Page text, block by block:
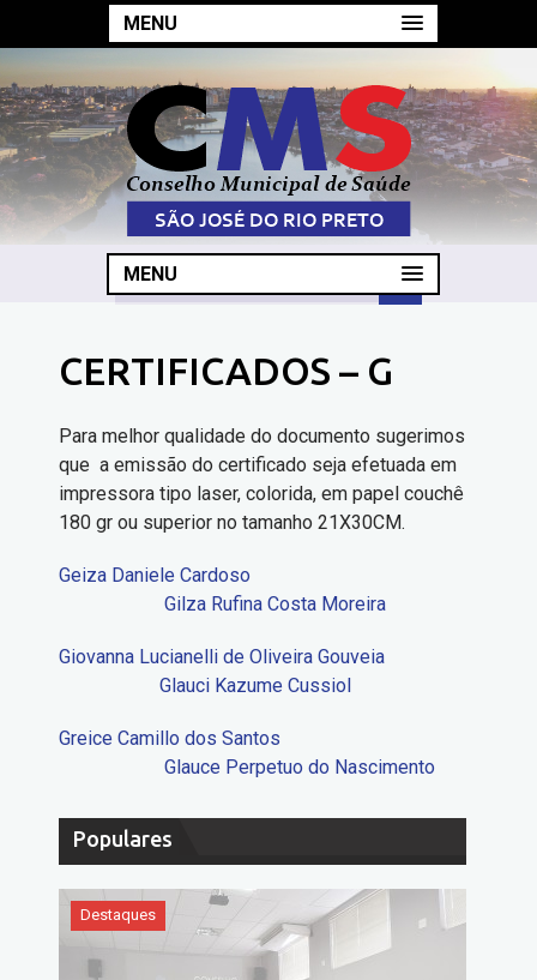
MENU
MENU
CERTIFICADOS – G
Para melhor qualidade do documento sugerimos
que a emissão do certificado seja efetuada em
impressora tipo laser, colorida, em papel couchê
180 gr ou superior no tamanho 21X30CM.
Geiza Daniele Cardoso
Gilza Rufina Costa Moreira
Giovanna Lucianelli de Oliveira Gouveia
Glauci Kazume Cussiol
Greice Camillo dos Santos
Glauce Perpetuo do Nascimento
Populares
Destaques